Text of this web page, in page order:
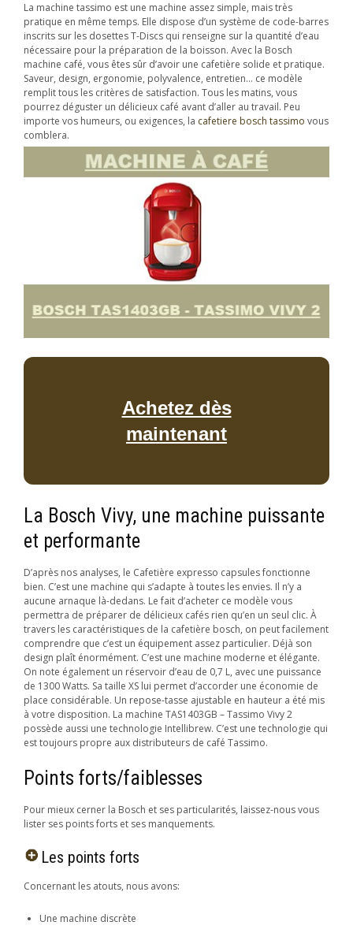
La machine tassimo est une machine assez simple, mais très
pratique en même temps. Elle dispose d’un système de code-barres
inscrits sur les dosettes T-Discs qui renseigne sur la quantité d’eau
nécessaire pour la préparation de la boisson. Avec la Bosch
machine café, vous êtes sûr d’avoir une cafetière solide et pratique.
Saveur, design, ergonomie, polyvalence, entretien… ce modèle
remplit tous les critères de satisfaction. Tous les matins, vous
pourrez déguster un délicieux café avant d’aller au travail. Peu
importe vos humeurs, ou exigences, la cafetiere bosch tassimo vous
comblera.
Achetez dès
maintenant
La Bosch Vivy, une machine puissante
et performante
D’après nos analyses, le Cafetière expresso capsules fonctionne
bien. C’est une machine qui s’adapte à toutes les envies. Il n’y a
aucune arnaque là-dedans. Le fait d’acheter ce modèle vous
permettra de préparer de délicieux cafés rien qu’en un seul clic. À
travers les caractéristiques de la cafetière bosch, on peut facilement
comprendre que c’est un équipement assez particulier. Déjà son
design plaît énormément. C’est une machine moderne et élégante.
On note également un réservoir d’eau de 0,7 L, avec une puissance
de 1300 Watts. Sa taille XS lui permet d’accorder une économie de
place considérable. Un repose-tasse ajustable en hauteur a été mis
à votre disposition. La machine TAS1403GB – Tassimo Vivy 2
possède aussi une technologie Intellibrew. C’est une technologie qui
est toujours propre aux distributeurs de café Tassimo.
Points forts/faiblesses
Pour mieux cerner la Bosch et ses particularités, laissez-nous vous
lister ses points forts et ses manquements.
Les points forts
Concernant les atouts, nous avons:
Une machine discrète